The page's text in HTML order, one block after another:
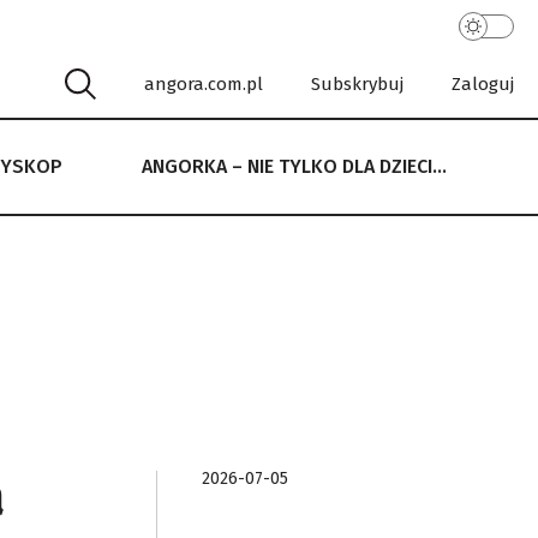
angora.com.pl Subskrybuj Zaloguj
ANGORKA – NIE TYLKO DLA DZIECI…
NIE TYLKO DLA DZIECI…
2026-07-05